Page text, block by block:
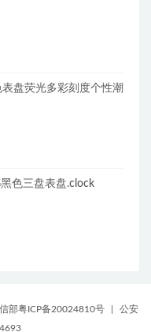
盘荧光多彩刻度个性潮
色三盘表盘.clock
部粤ICP备20024810号
公安